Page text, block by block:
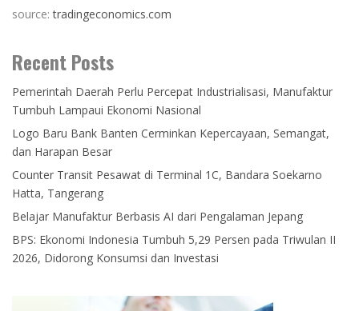
source:tradingeconomics.com
Recent Posts
Pemerintah Daerah Perlu Percepat Industrialisasi, Manufaktur
Tumbuh Lampaui Ekonomi Nasional
Logo Baru Bank Banten Cerminkan Kepercayaan, Semangat,
dan Harapan Besar
Counter Transit Pesawat di Terminal 1C, Bandara Soekarno
Hatta, Tangerang
Belajar Manufaktur Berbasis AI dari Pengalaman Jepang
BPS: Ekonomi Indonesia Tumbuh 5,29 Persen pada Triwulan II
2026, Didorong Konsumsi dan Investasi